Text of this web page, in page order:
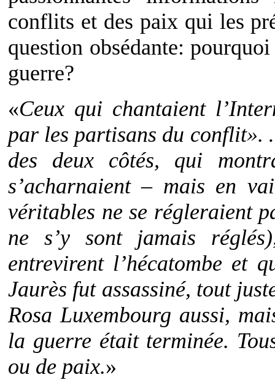
conflits et des paix qui les
question obsédante:
guerre?
«Ceux qui chantaient
par les partisans du conflit».
des deux côtés, qui
s’acharnaient – mais en
véritables ne se régleraient
ne s’y sont jamais
entrevirent l’hécatombe et
Jaurès fut assassiné, tout
Rosa Luxembourg aussi,
la guerre était terminée.
ou de paix.»